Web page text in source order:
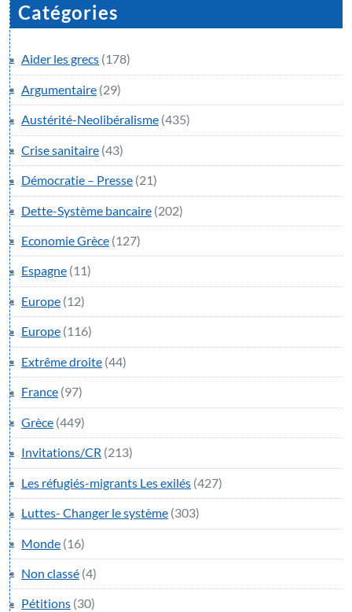
Catégories
Aider les grecs (178)
Argumentaire (29)
Austérité-Neolibéralisme (435)
Crise sanitaire (43)
Démocratie – Presse (21)
Dette-Système bancaire (202)
Economie Grèce (127)
Espagne (11)
Europe (12)
Europe (116)
Extrême droite (44)
France (97)
Grèce (449)
Invitations/CR (213)
Les réfugiés-migrants Les exilés (427)
Luttes- Changer le système (303)
Monde (16)
Non classé (4)
Pétitions (30)